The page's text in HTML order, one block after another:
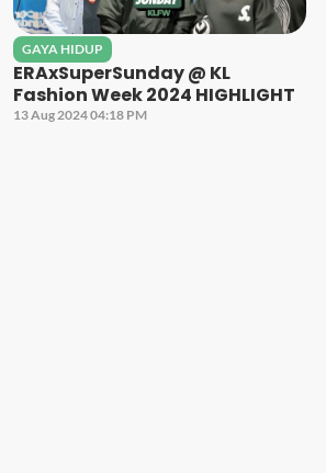
GAYA HIDUP
ERAxSuperSunday @ KL
Fashion Week 2024 HIGHLIGHT
13 Aug 2024 04:18 PM